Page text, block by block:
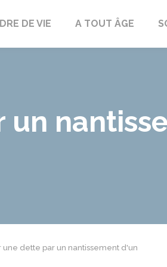
DE VIE A TOUT ÂGE
un
une dette par un nantissement d'un